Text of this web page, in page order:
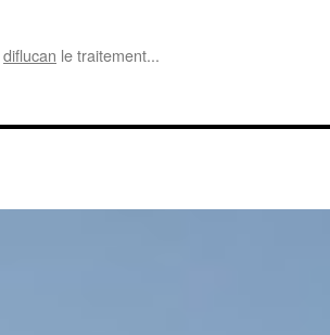
diflucan le traitement...